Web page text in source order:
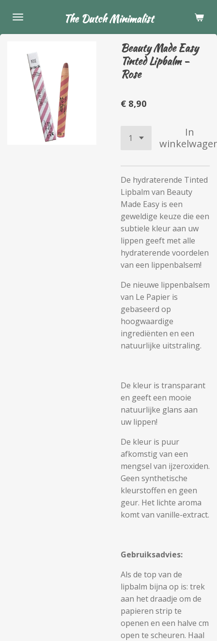
direct
naar
hoofdinhoud
The Dutch Minimalist
Beauty Made Easy
Tinted Lipbalm -
Rose
€ 8,90
In
De hydraterende Tinted
Lipbalm van Beauty
Made Easy is een
geweldige keuze die een
subtiele kleur aan uw
lippen geeft met alle
hydraterende voordelen
van een lippenbalsem!
De nieuwe lippenbalsem
van Le Papier is
gebaseerd op
hoogwaardige
ingrediënten en een
natuurlijke uitstraling.
De kleur is transparant
en geeft een mooie
natuurlijke glans aan
uw lippen!
De kleur is puur
afkomstig van een
mengsel van ijzeroxiden.
Geen synthetische
kleurstoffen en geen
geur. Het lichte aroma
komt van vanille-extract.
Gebruiksadvies:
Als de top van de
lipbalm bijna op is: trek
aan het draadje om de
papieren strip te
openen en een halve cm
open te scheuren. Haal